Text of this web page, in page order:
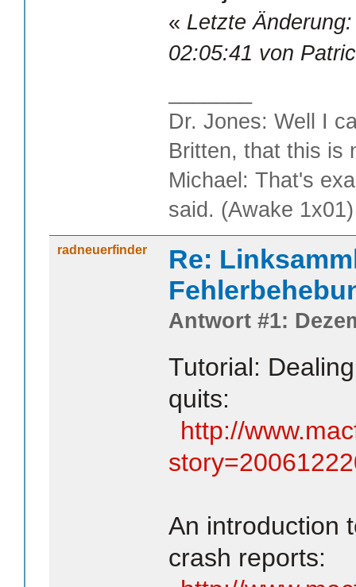
« Letzte
02:05:41 von
Dr. Jones: Well I
Britten, that this is
Michael: That's
said. (Awake 1x01)
radneuerfinder
Re:
Antwort #1:
Tutorial:
quits:
http://
An introduction
crash reports: